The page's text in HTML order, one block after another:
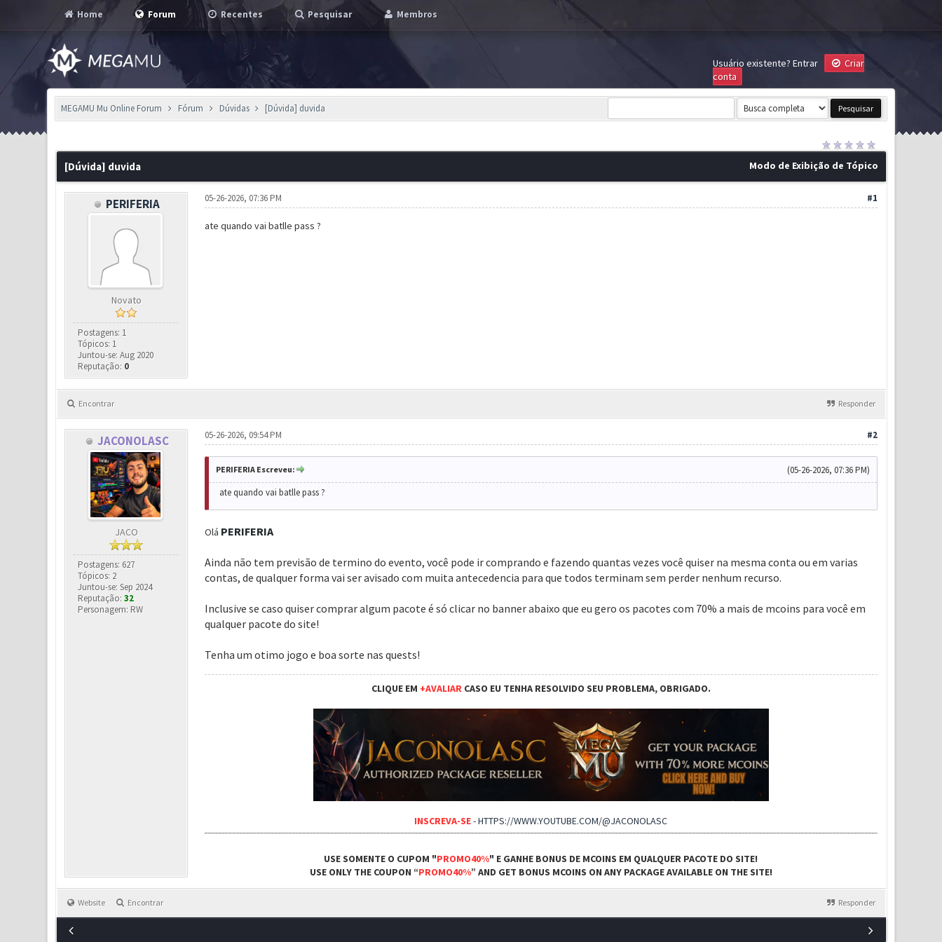
Home Forum Recentes Pesquisar Membros
Usuário existente? Entrar
Criar
conta
MEGAMU Mu Online Forum Fórum Dúvidas [Dúvida] duvida
Modo de Exibição de Tópico
[Dúvida] duvida
PERIFERIA
Novato
Postagens: 1
Tópicos: 1
Juntou-se: Aug 2020
Reputação: 0
#1
05-26-2026, 07:36 PM
ate quando vai batlle pass ?
Encontrar Responder
JACONOLASC
JACO
Postagens: 627
Tópicos: 2
Juntou-se: Sep 2024
Reputação:32
Personagem: RW
#2
05-26-2026, 09:54 PM
(05-26-2026, 07:36 PM)
PERIFERIA Escreveu:
ate quando vai batlle pass ?
Olá PERIFERIA
Ainda não tem previsão de termino do evento, você pode ir comprando e fazendo quantas vezes você quiser na mesma conta ou em varias
contas, de qualquer forma vai ser avisado com muita antecedencia para que todos terminam sem perder nenhum recurso.
Inclusive se caso quiser comprar algum pacote é só clicar no banner abaixo que eu gero os pacotes com 70% a mais de mcoins para você em
qualquer pacote do site!
Tenha um otimo jogo e boa sorte nas quests!
CLIQUE EM +AVALIARCASO EU TENHA RESOLVIDO SEU PROBLEMA, OBRIGADO.
INSCREVA-SE-HTTPS://WWW.YOUTUBE.COM/@JACONOLASC
USE SOMENTE O CUPOM "PROMO40%" E GANHE BONUS DE MCOINS EM QUALQUER PACOTE DO SITE!
USE ONLY THE COUPON “PROMO40%” AND GET BONUS MCOINS ON ANY PACKAGE AVAILABLE ON THE SITE!
Website Encontrar Responder